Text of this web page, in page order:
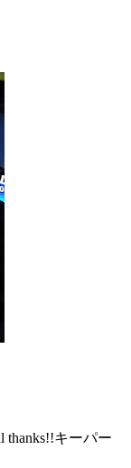
thanks!!キーパー